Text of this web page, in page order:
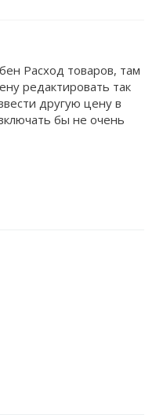
Расход товаров, там
редактировать так
другую цену в
бы не очень